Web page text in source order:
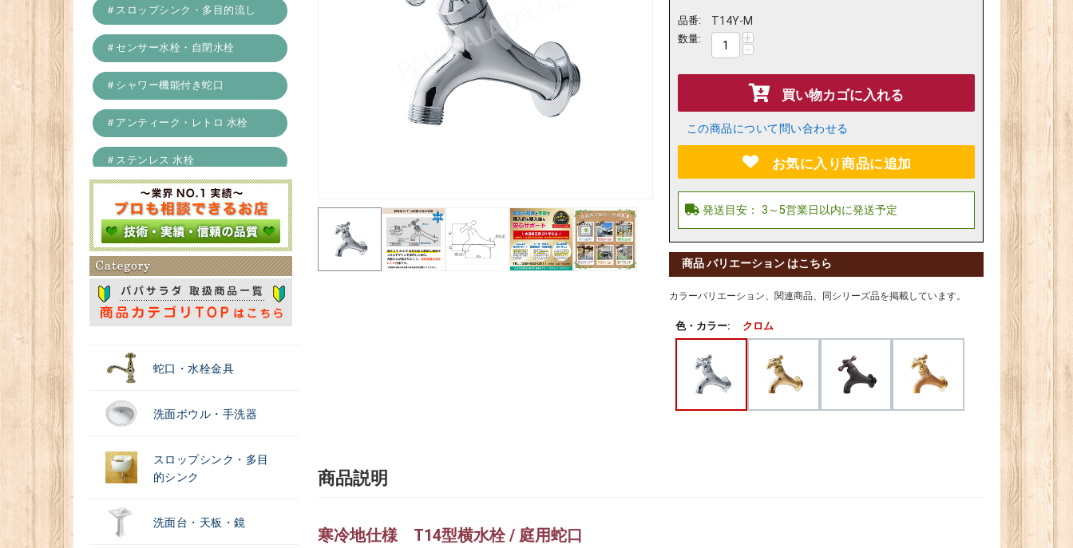
＃スロップシンク・多目的流し
＃センサー水栓・自閉水栓
＃シャワー機能付き蛇口
＃アンティーク・レトロ 水栓
＃ステンレス 水栓
＃浄水器
蛇口・水栓金具
洗面ボウル・手洗器
スロップシンク・多目
的シンク
洗面台・天板・鏡
品番: T14Y-M
数量: +
−
買い物カゴに入れる
この商品について問い合わせる
お気に入り商品に追加
商品 バリエーション はこちら
カラーバリエーション、関連商品、同シリーズ品を掲載しています。
色・カラー: クロム
商品説明
寒冷地仕様 T14型横水栓 / 庭用蛇口